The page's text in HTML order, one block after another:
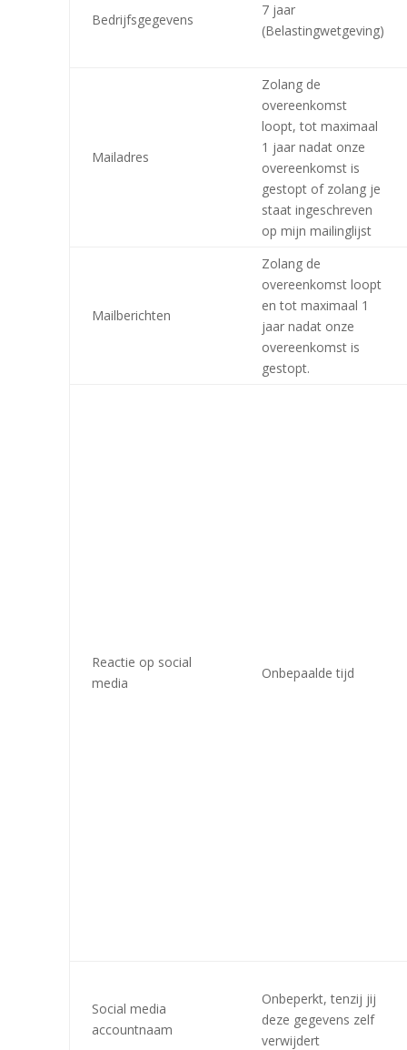
Bedrijfsgegevens
7 jaar
(Belastingwetgeving)
Mailadres
Zolang de
overeenkomst
loopt, tot maximaal
1 jaar nadat onze
overeenkomst is
gestopt of zolang je
staat ingeschreven
op mijn mailinglijst
Mailberichten
Zolang de
overeenkomst loopt
en tot maximaal 1
jaar nadat onze
overeenkomst is
gestopt.
Reactie op social
media
Onbepaalde tijd
Social media
accountnaam
Onbeperkt, tenzij jij
deze gegevens zelf
verwijdert